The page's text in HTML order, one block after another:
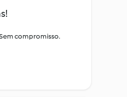
compromisso.